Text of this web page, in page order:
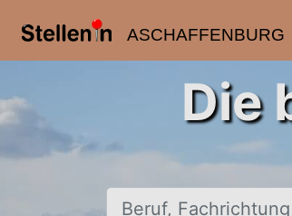
ASCHAFFENBURG
Die
Beruf, Fachrichtung, Firma